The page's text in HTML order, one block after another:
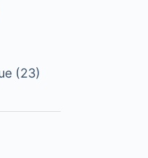
(23)